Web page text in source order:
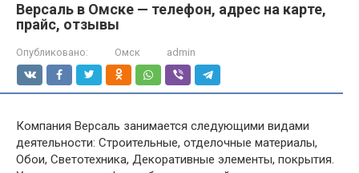
Версаль в Омске — телефон, адрес на карте,
прайс, отзывы
Опубликовано: Омск admin
Компания Версаль занимается следующими видами
деятельности: Строительные, отделочные материалы,
Обои, Светотехника, Декоративные элементы, покрытия.